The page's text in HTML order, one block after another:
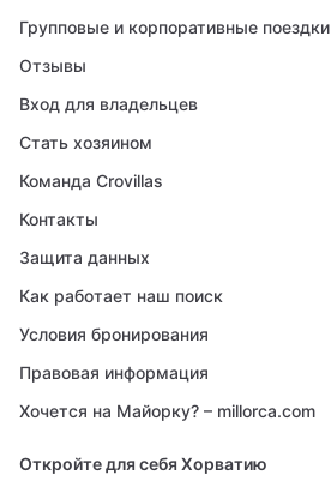
Групповые и корпоративные поездки
Отзывы
Вход для владельцев
Стать хозяином
Команда Crovillas
Контакты
Защита данных
Как работает наш поиск
Условия бронирования
Правовая информация
Хочется на Майорку? – millorca.com
Откройте для себя Хорватию